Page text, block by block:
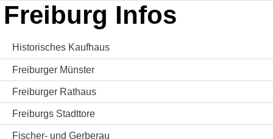
Freiburg Infos
Historisches Kaufhaus
Freiburger Münster
Freiburger Rathaus
Freiburgs Stadttore
Fischer- und Gerberau